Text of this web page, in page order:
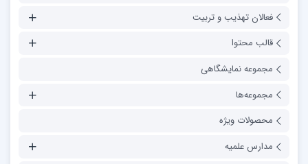
فعالان تهذیب و تربیت
قالب محتوا
مجموعه نمایشگاهی
مجموعه‌ها
محصولات ویژه
مدارس علمیه